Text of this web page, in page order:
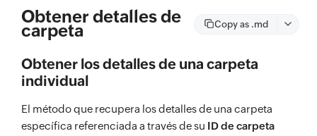
Obtener detalles de
carpeta Copy as .md
Obtener los detalles de una carpeta
individual
El método que recupera los detalles de una carpeta
específica referenciada a través de su ID de carpeta